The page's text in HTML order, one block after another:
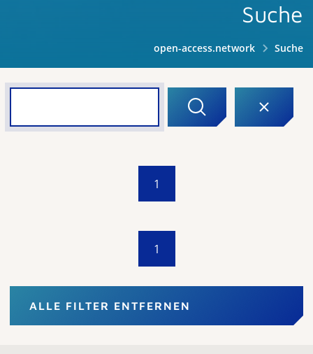
Suche
open-access.network Suche
1
1
ALLE FILTER ENTFERNEN